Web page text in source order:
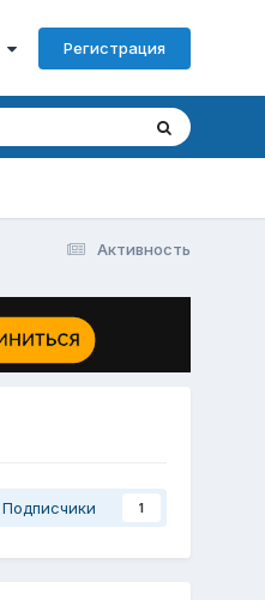
Регистрация
Активность
Подписчики 1